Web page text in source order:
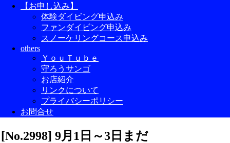
【お申し込み】
体験ダイビング申込み
ファンダイビング申込み
スノーケリングコース申込み
others
ＹｏｕＴｕｂｅ
守ろうサンゴ
お店紹介
リンクについて
プライバシーポリシー
お問合せ
[No.2998] 9月1日～3日まだ